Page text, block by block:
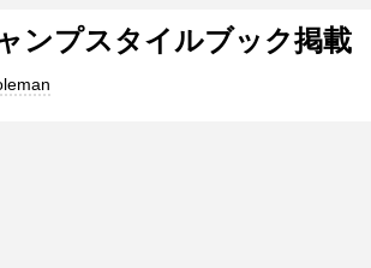
ンプスタイルブック掲載